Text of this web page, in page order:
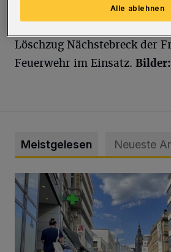
betreut, blieb aber unverletzt.
Berufsfeuerwehr aus
Löschzug Nächstebreck der
Feuerwehr im Einsatz. Bilder:
Meistgelesen Neueste
Ein Unzustand und Skandal
Alle ablehnen